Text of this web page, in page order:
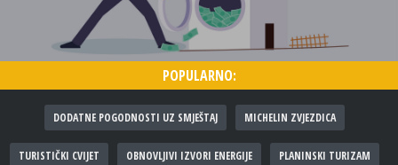
POPULARNO:
DODATNE POGODNOSTI UZ SMJEŠTAJ MICHELIN ZVJEZDICA
TURISTIČKI CVIJET OBNOVLJIVI IZVORI ENERGIJE PLANINSKI TURIZAM